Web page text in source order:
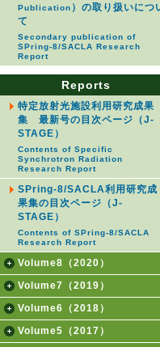
Publication ）の取り扱いにつ
て
Secondary publication of
SPring-8/SACLA Research
Report
Reports
特定放射光施設利用研究成果
集 最新号の目次ページ（J-
STAGE）
Contents of Specific
Synchrotron Radiation
Research Report
SPring-8/SACLA利用研究成
果集の目次ページ（J-
STAGE）
Contents of SPring-8/SACLA
Research Report
Volume8（2020）
Volume7（2019）
Volume6（2018）
Volume5（2017）